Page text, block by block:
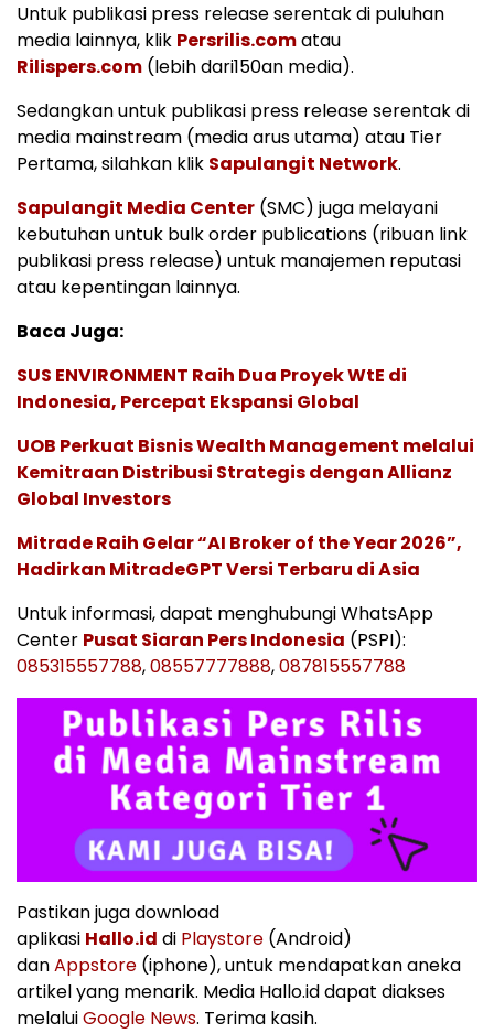
Untuk publikasi press release serentak di puluhan
media lainnya, klik Persrilis.comatau
Rilispers.com (lebih dari150an media).
Sedangkan untuk publikasi press release serentak di
media mainstream (media arus utama) atau Tier
Pertama, silahkan klik Sapulangit Network.
Sapulangit Media Center (SMC) juga melayani
kebutuhan untuk bulk order publications (ribuan link
publikasi press release) untuk manajemen reputasi
atau kepentingan lainnya.
Baca Juga:
SUS ENVIRONMENT Raih Dua Proyek WtE di
Indonesia, Percepat Ekspansi Global
UOB Perkuat Bisnis Wealth Management melalui
Kemitraan Distribusi Strategis dengan Allianz
Global Investors
Mitrade Raih Gelar “AI Broker of the Year 2026”,
Hadirkan MitradeGPT Versi Terbaru di Asia
Untuk informasi, dapat menghubungi WhatsApp
Center Pusat Siaran Pers Indonesia (PSPI):
085315557788,08557777888,087815557788
Pastikan juga download
aplikasi Hallo.id di Playstore (Android)
danAppstore (iphone), untuk mendapatkan aneka
artikel yang menarik. Media Hallo.id dapat diakses
melaluiGoogle News. Terima kasih.